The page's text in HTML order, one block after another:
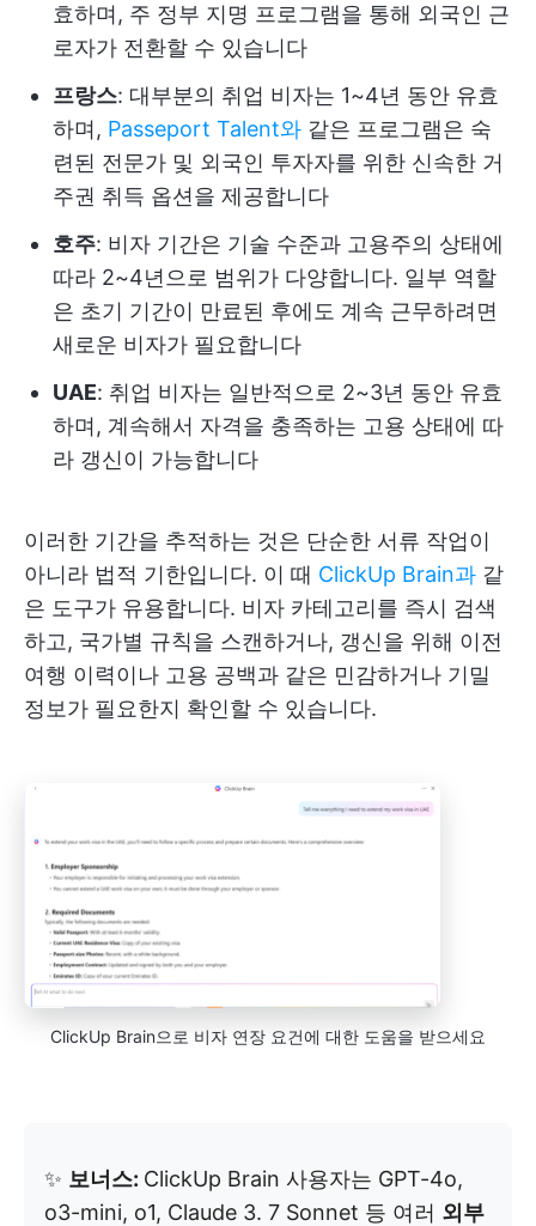
효하며, 주 정부 지명 프로그램을 통해 외국인 근
로자가 전환할 수 있습니다
프랑스: 대부분의 취업 비자는 1~4년 동안 유효
하며, Passeport Talent와 같은 프로그램은 숙
련된 전문가 및 외국인 투자자를 위한 신속한 거
주권 취득 옵션을 제공합니다
호주: 비자 기간은 기술 수준과 고용주의 상태에
따라 2~4년으로 범위가 다양합니다. 일부 역할
은 초기 기간이 만료된 후에도 계속 근무하려면
새로운 비자가 필요합니다
UAE: 취업 비자는 일반적으로 2~3년 동안 유효
하며, 계속해서 자격을 충족하는 고용 상태에 따
라 갱신이 가능합니다
이러한 기간을 추적하는 것은 단순한 서류 작업이
아니라 법적 기한입니다. 이 때 ClickUp Brain과 같
은 도구가 유용합니다. 비자 카테고리를 즉시 검색
하고, 국가별 규칙을 스캔하거나, 갱신을 위해 이전
여행 이력이나 고용 공백과 같은 민감하거나 기밀
정보가 필요한지 확인할 수 있습니다.
ClickUp Brain으로 비자 연장 요건에 대한 도움을 받으세요
✨ 보너스: ClickUp Brain 사용자는 GPT-4o,
o3-mini, o1, Claude 3. 7 Sonnet 등 여러 외부